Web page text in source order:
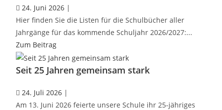
24. Juni 2026 |
Hier finden Sie die Listen für die Schulbücher aller
Jahrgänge für das kommende Schuljahr 2026/2027:...
Zum Beitrag
Seit 25 Jahren gemeinsam stark
24. Juli 2026 |
Am 13. Juni 2026 feierte unsere Schule ihr 25-jähriges